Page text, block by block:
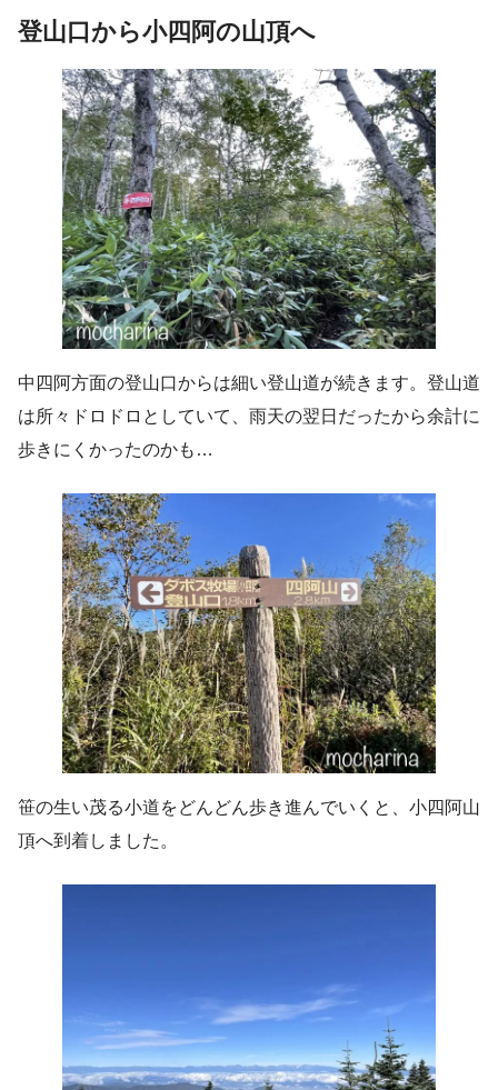
登山口から小四阿の山頂へ
中四阿方面の登山口からは細い登山道が続きます。登山道
は所々ドロドロとしていて、雨天の翌日だったから余計に
歩きにくかったのかも…
笹の生い茂る小道をどんどん歩き進んでいくと、小四阿山
頂へ到着しました。